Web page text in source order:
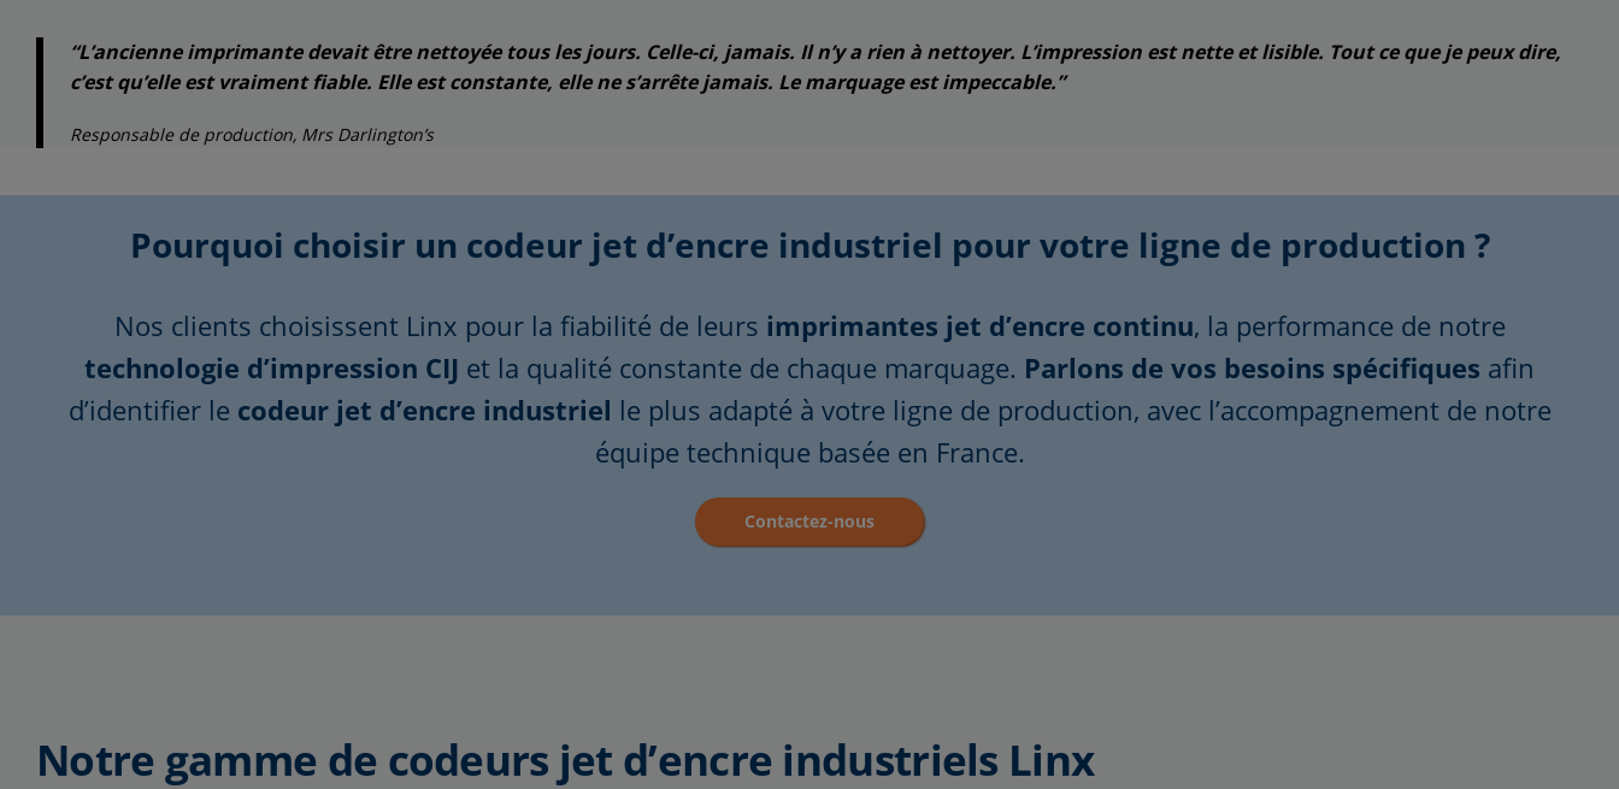
“L’ancienne imprimante devait être nettoyée tous les jours. Celle-ci, jamais. Il n’y a rien à nettoyer. L’impression est nette et lisible. Tout ce que je peux dire,
c’est qu’elle est vraiment fiable. Elle est constante, elle ne s’arrête jamais. Le marquage est impeccable.”
Responsable de production, Mrs Darlington’s
Pourquoi choisir un codeur jet d’encre industriel pour votre ligne de production ?
Nos clients choisissent Linx pour la fiabilité de leurs imprimantes jet d’encre continu, la performance de notre
technologie d’impression CIJ et la qualité constante de chaque marquage. Parlons de vos besoins spécifiques afin
d’identifier le codeur jet d’encre industriel le plus adapté à votre ligne de production, avec l’accompagnement de notre
équipe technique basée en France.
Contactez-nous
Notre gamme de codeurs jet d’encre industriels Linx